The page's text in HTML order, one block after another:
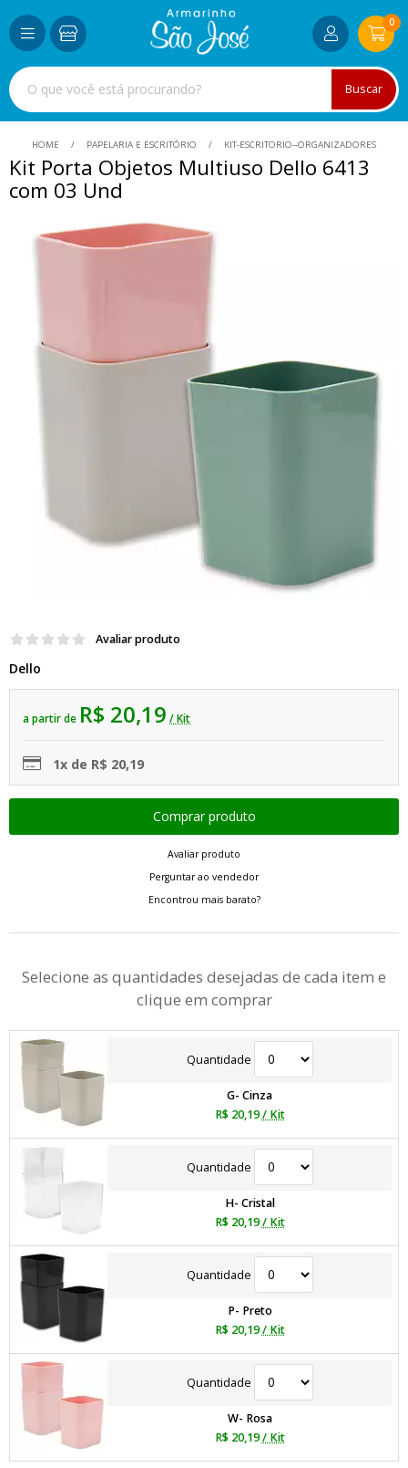
Buscar
0
HOME PAPELARIA E ESCRITÓRIO KIT-ESCRITORIO--ORGANIZADORES
Kit Porta Objetos Multiuso Dello 6413
com 03 Und
Avaliar produto
Dello
a partir de R$ 20,19 / Kit
1x de R$ 20,19
Avaliar produto
Perguntar ao vendedor
Encontrou mais barato?
Selecione as quantidades desejadas de cada item e
clique em comprar
Quantidade
G- Cinza
R$ 20,19 / Kit
Quantidade
H- Cristal
R$ 20,19 / Kit
Quantidade
P- Preto
R$ 20,19 / Kit
Quantidade
W- Rosa
R$ 20,19 / Kit